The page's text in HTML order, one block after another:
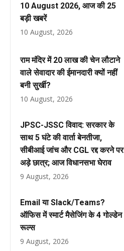
10 August 2026, आज की 25
बड़ी खबरें
10 August, 2026
राम मंदिर में 20 लाख की चेन लौटाने
वाले सेवादार की ईमानदारी क्यों नहीं
बनी सुर्खी?
10 August, 2026
JPSC-JSSC विवाद: सरकार के
साथ 5 घंटे की वार्ता बेनतीजा,
सीबीआई जांच और CGL रद्द करने पर
अड़े छात्र; आज विधानसभा घेराव
9 August, 2026
Email या Slack/Teams?
ऑफिस में स्मार्ट मैसेजिंग के 4 गोल्डेन
रूल्स
9 August, 2026